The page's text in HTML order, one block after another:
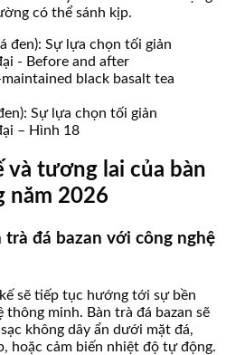
có thể sánh kịp.
Sự lựa chọn tối giản
– Hình 18
tương lai của bàn
năm 2026
đá bazan với công nghệ
sẽ tiếp tục hướng tới sự bền
minh. Bàn trà đá bazan sẽ
không dây ẩn dưới mặt đá,
hoặc cảm biến nhiệt độ tự động.